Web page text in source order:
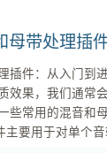
母带处理插
乐制作过程中，混音和母带处理
效果，我们通常
些常用的混音和